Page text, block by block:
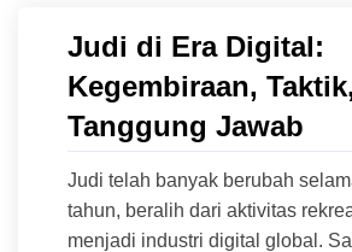
Judi di Era Digital:
Kegembiraan,
Tanggung Jawab
Judi telah banyak berubah
tahun, beralih dari aktivitas
menjadi industri digital global.